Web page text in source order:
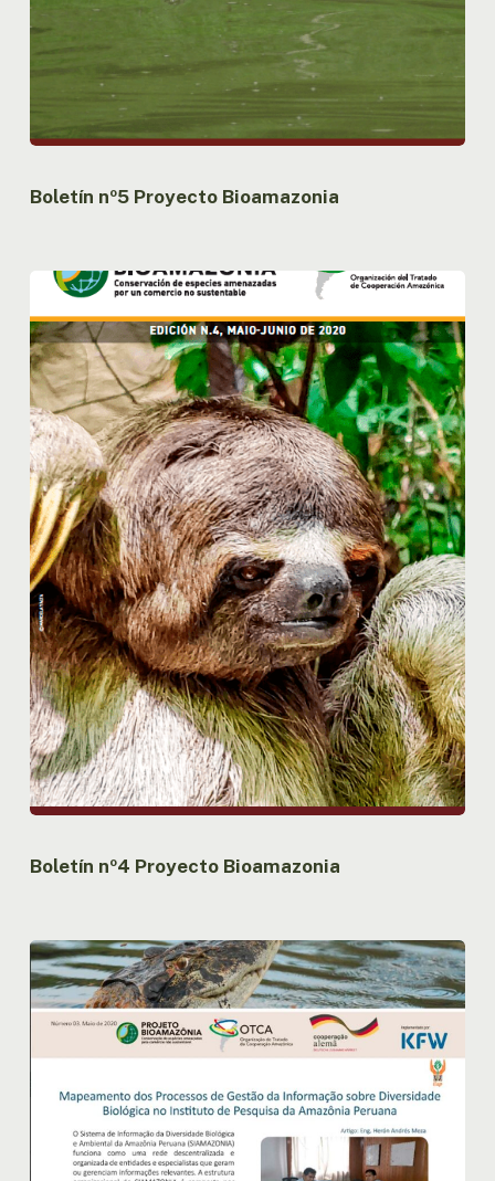
Boletín nº5 Proyecto Bioamazonia
Boletín
Proyecto
Bioamazonia
Boletín nº4 Proyecto Bioamazonia
Boletín
nº3
Proyecto
Bioamazonia